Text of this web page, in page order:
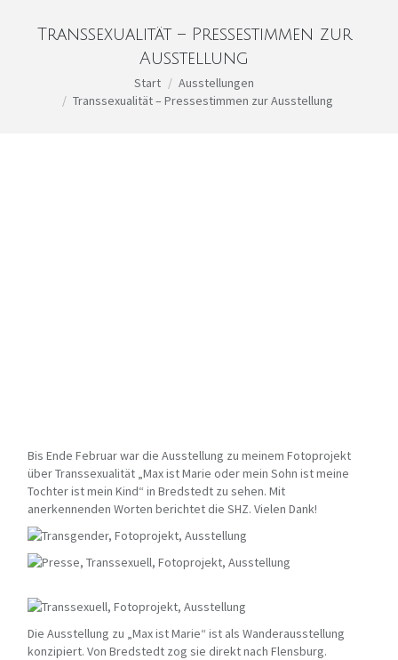
Transsexualität – Pressestimmen zur
Ausstellung
Sie befinden sich hier:Start
Ausstellungen
Transsexualität – Pressestimmen zur Ausstellung
Bis Ende Februar war die Ausstellung zu meinem Fotoprojekt
über Transsexualität „Max ist Marie oder mein Sohn ist meine
Tochter ist mein Kind“ in Bredstedt zu sehen. Mit
anerkennenden Worten berichtet die SHZ. Vielen Dank!
Die Ausstellung zu „Max ist Marie“ ist als Wanderausstellung
konzipiert. Von Bredstedt zog sie direkt nach Flensburg.